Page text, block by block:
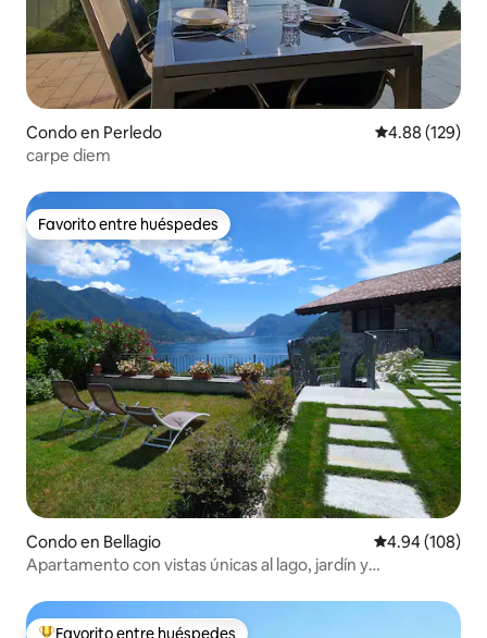
Condo en Perledo Calificación
4.88 (129)
carpe diem
Favorito entre huéspedes
Favorito entre huéspedes
Condo en Bellagio Calificación
4.94 (108)
Apartamento con vistas únicas al lago, jardín y
Favorito entre huéspedes